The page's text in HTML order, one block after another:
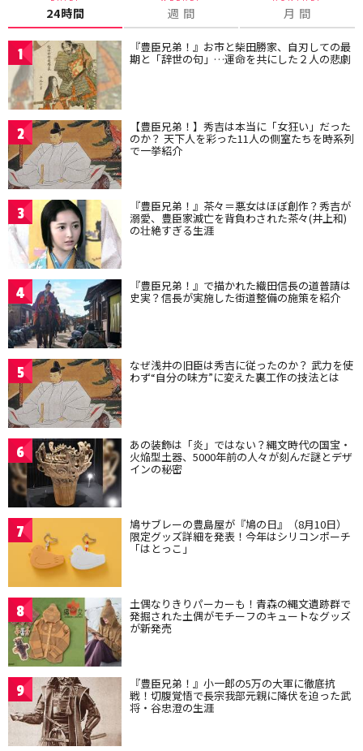
24時間 週 間 月 間
1 『豊臣兄弟！』お市と柴田勝家、自刃しての最
期と「辞世の句」…運命を共にした２人の悲劇
2 【豊臣兄弟！】秀吉は本当に「女狂い」だった
のか？ 天下人を彩った11人の側室たちを時系列
で一挙紹介
3 『豊臣兄弟！』茶々＝悪女はほぼ創作？秀吉が
溺愛、豊臣家滅亡を背負わされた茶々(井上和)
の壮絶すぎる生涯
4 『豊臣兄弟！』で描かれた織田信長の道普請は
史実？信長が実施した街道整備の施策を紹介
5 なぜ浅井の旧臣は秀吉に従ったのか？ 武力を使
わず“自分の味方”に変えた裏工作の技法とは
6 あの装飾は「炎」ではない？縄文時代の国宝・
火焔型土器、5000年前の人々が刻んだ謎とデザ
インの秘密
7 鳩サブレーの豊島屋が『鳩の日』（8月10日）
限定グッズ詳細を発表！今年はシリコンポーチ
「はとっこ」
8 土偶なりきりパーカーも！青森の縄文遺跡群で
発掘された土偶がモチーフのキュートなグッズ
が新発売
9 『豊臣兄弟！』小一郎の5万の大軍に徹底抗
戦！切腹覚悟で長宗我部元親に降伏を迫った武
将・谷忠澄の生涯